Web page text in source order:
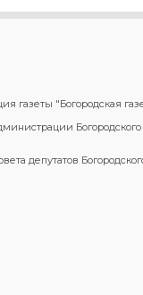
газеты "Богородская
депутатов